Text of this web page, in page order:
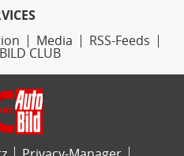
Media
RSS-Feeds
CLUB